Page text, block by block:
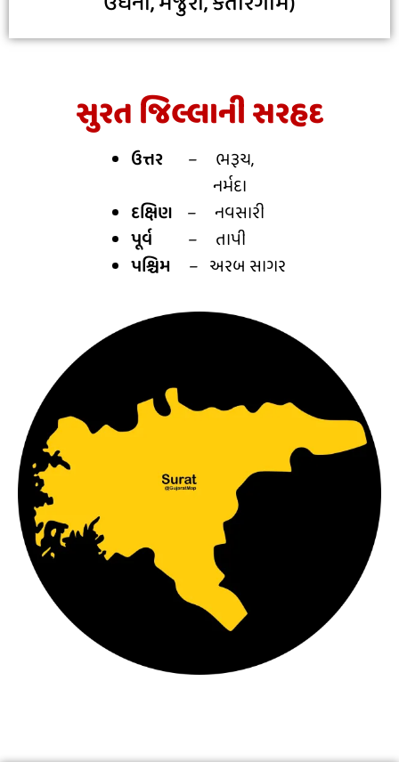
સુરત જિલ્લાની સરહદ
ઉત્તર – ભરૂચ,
નર્મદા
દક્ષિણ – નવસારી
પૂર્વ – તાપી
પશ્ચિમ – અરબ સાગર